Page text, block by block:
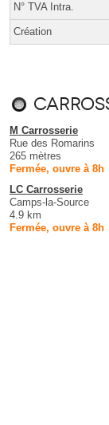
N° TVA Intra.
Création
M Carrosserie
Rue des Romarins
265 mètres
Fermée, ouvre à 8h
LC Carrosserie
Camps-la-Source
4.9 km
Fermée, ouvre à 8h